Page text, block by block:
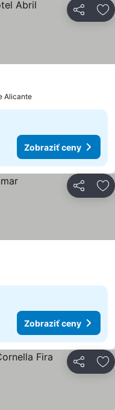
Zdieľať
Alicante
Zobraziť ceny
Zdieľať
Zobraziť ceny
Zdieľať